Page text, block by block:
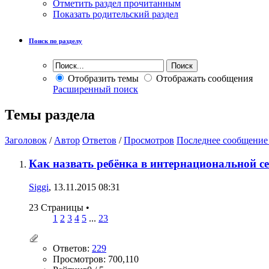
Отметить раздел прочитанным
Показать родительский раздел
Поиск по разделу
Отобразить темы
Отображать сообщения
Расширенный поиск
Темы раздела
Заголовок / Автор Ответов /Просмотров Последнее сообщение
Как назвать ребёнка в интернациональной
Siggi, 13.11.2015 08:31
23 Страницы •
1 2 3 4 5 ... 23
Ответов: 229
Просмотров: 700,110